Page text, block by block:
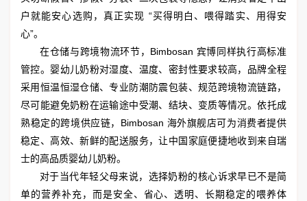
户就能安心选购，真正实现 “买得明白、喂得踏实、用得安
心”。
在仓储与跨境物流环节，Bimbosan 宾博同样执行高标准
管控。婴幼儿奶粉对湿度、温度、密封性要求较高，品牌全程
采用恒温恒湿仓储、专业防潮防震包装、规范跨境物流链路，
尽可能避免奶粉在运输途中受潮、结块、变质等情况。依托成
熟稳定的跨境供应链，Bimbosan 海外旗舰店可为消费者提供
稳定、高效、新鲜的配送服务，让中国家庭便捷地收到来自瑞
士的高品质婴幼儿奶粉。
对于当代年轻父母来说，选择奶粉的核心诉求早已不是简
单的营养补充，而是安全、省心、透明、长期稳定的喂养体